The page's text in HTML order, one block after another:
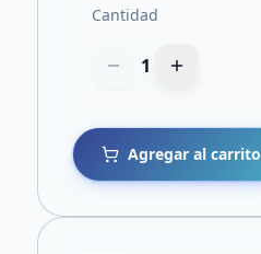
Cantidad
1
Agregar al carrito